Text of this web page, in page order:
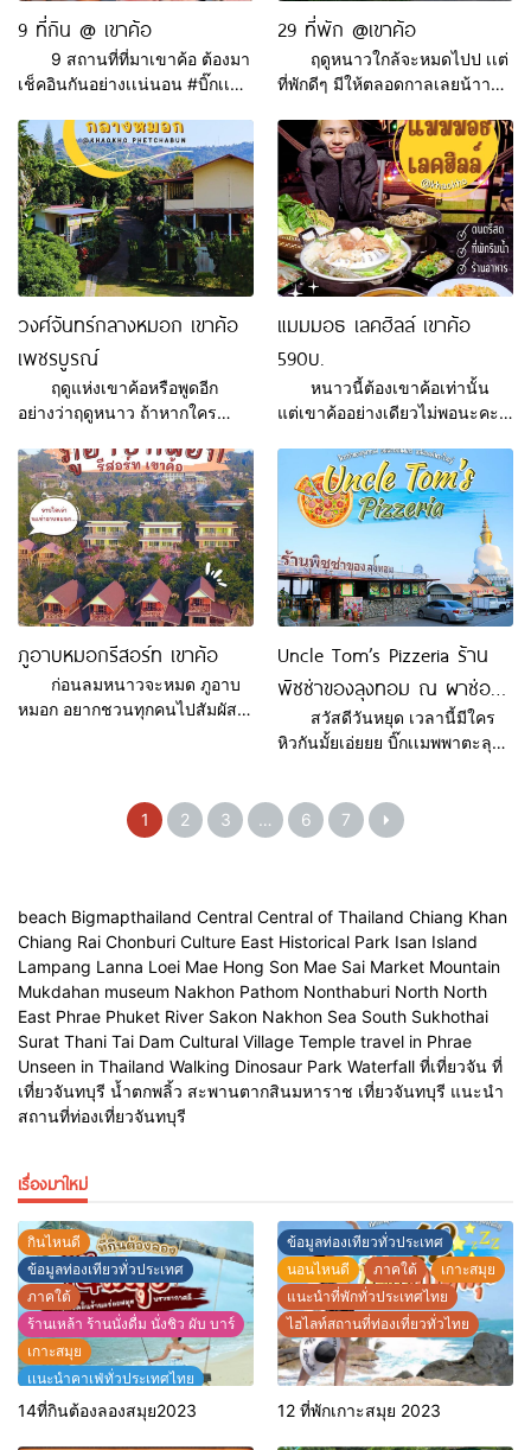
หลายเอาใจสาวๆสุดๆ ส่วนกลาง
คืนทางร้านก็ไม่พลาดจัดร้านนั่ง
เลือกเป็นทาน
ทะร้อนๆพร้อมจิบไวน์เบาๆให้ช่วง
ยามเย็น เเละพร้อมชมพระอาทิตย์
ที่กำลังจะตกดินอย่า
9 ที่กิน @ เขาค้อ
9 สถานที่ที่มาเขาค้อ ต้องมา
เช็คอินกันอย่างเเน่นอน #บิ๊กเเมพ
อาหารเด็ดๆ ที่ต้องบอกเลยว่าทุก
คนต้องไปลองด้วยตัวเองซักครั้ง
จริงๆ อร่อยถูกปากคนไทยอย่าง
เราๆแน่นอน จะเป็นอาหารของ
หวานหรือคาเฟ่สไตล์ไหนๆ เรา
รวบรวมมาให้ทุกท่านได้ตัดสินใจ
เลือกความฟินตามความชอบได้
ได้ที่ Youtube :
https://youtube.com/@bigmapthailandchannel
Line : https://lin.ee
29 ที่พัก @เขาค้อ
ฤดูหนาวใกล้จะหมดไปป เเต่
ที่พักดีๆ มีให้ตลอดกาลเลยน้าา
นั้น บิ๊กเเมพได้รวบรวม 29
โลเคชั่นที่พักดีๆ ราคากันเอง
บรรยากาศดีเลิศ บริการดีทุก
ระดับ มีสไตล์การตกเเต่งที่ไม่
เหมือนใคร เเละไม่มีใครเหมือนอ
ย่างเเน่นอนมาไว้ในที่โพสนี้เเล้ว
ค่าา เพื่อนๆคนไหนอยากมาเขา
ทราบราคาหรืออยากเห็น ข้อมูล
เพิ่มเติมบิ๊กเเมพได้รวมรวบไว้ที่นี่
เเล้ว เเต่ถ้าใคร
วงศ์จันทร์กลางหมอก เขาค้อ
เพชรบูรณ์
ฤดูแห่งเขาค้อหรือพูดอีก
อย่างว่าฤดูหนาว ถ้าหากใคร
หมอกสุดฟินต้องที่ วงศ์จันทร์
กลางหมอก ที่บอกได้เลยว่าราคา
หลักร้อยวิวหลักล้านบ้านพัก
ท่ามกลางไอหมอกแห่งขุนเขา
เพชรบูรณ์ ที่มีอากาศสดชื่น เงียบ
สงบ เหมาะแก่การพักผ่อนในช่วง
ฤดูหนาว ตื่นเช้ามาจะพบกับภูเขา
มา กระทบตัวเราบวกกับแสงแดด
ยามเช้าที่ชวนฟินไปตามๆกัน มี
บริการ ห้องพัก แอร์ ทีวี เครื่อง
แมมมอธ เลคฮิลล์ เขาค้อ
590บ.
หนาวนี้ต้องเขาค้อเท่านั้น
แต่เขาค้ออย่างเดียวไม่พอนะคะ
ค้อ เท่านั้นค่ะ เพราะบรรยากาศ
คือดี ลมหนาวลมหมอกมาเต็ม
แล้วต้องเป็นช่วงนี้เท่านั้นน้า า
รีบเก็บกระเป๋าเดินขึ้นเขาสวยๆ
กันเลยนะคะ ห้องพักมีหลากหลาย
ทั้งริมน้ำ ริมเขา แค่เปิดประตูออก
ไปก็เจอทะเลหมอกอยู่ตรงหน้า
ฟิลค่ะฟินมาก อาหารสั่งได้หลาก
หลาย ฟรี! น้ำแข็ง เตาปิ้งย่าง
และมีขนมปัง กาแฟ โอ
ภูอาบหมอกรีสอร์ท เขาค้อ
ก่อนลมหนาวจะหมด ภูอาบ
หมอก อยากชวนทุกคนไปสัมผัส
บริสุทธิ์ ตอนเย็นกินหมูกระทะกับ
นอนคู่ นอนหมู่หรือนอนเต๊นท์และ
มีอาหารเช้าให้กับทุกท่านที่เข้าพัก
มีเครื่องดื่ม ร้านอาหารหรืออยาก
จะทานหมูกระทะก็มีบริการนะคะ
หรือใครกำลังม
Uncle Tom’s Pizzeria ร้าน
พิซซ่าของลุงทอม ณ ผาซ่อน
สวัสดีวันหยุด เวลานี้มีใคร
หิวกันมั้ยเอ่ยยย บิ๊กเเมพพาตะลุย
ฟู้ดห้ามพลาด เด็ดขาด เพราะลุง
ทอมให้หน้าเยอะมากกกกกพิซซ่า
กก เลือกกินไม่ถูกกันเลยทีเดียว
ร้านนี้ตั้งอยู่ในเขาค้อ อยู่หลังองค์
พระพุทธรูป 5 พระองค์ ค่าาา
ร้านชื่อ พิซซ่าของลุงทอม วันนี้
วันหยุดถือโอกาสพาคนที่เร
1 2 3 … 6 7
beach Bigmapthailand Central Central of Thailand Chiang Khan
Chiang Rai Chonburi Culture East Historical Park Isan Island
Lampang Lanna Loei Mae Hong Son Mae Sai Market Mountain
Mukdahan museum Nakhon Pathom Nonthaburi North North
East Phrae Phuket River Sakon Nakhon Sea South Sukhothai
Surat Thani Tai Dam Cultural Village Temple travel in Phrae
Unseen in Thailand Walking Dinosaur Park Waterfall ที่เที่ยวจัน ที่
เที่ยวจันทบุรี น้ำตกพลิ้ว สะพานตากสินมหาราช เที่ยวจันทบุรี แนะนำ
สถานที่ท่องเที่ยวจันทบุรี
เรื่องมาใหม่
กินไหนดี
ข้อมูลท่องเทียวทั่วประเทศ
ภาคใต้
ร้านเหล้า ร้านนั่งดื่ม นั่งชิว ผับ บาร์
เกาะสมุย
เเนะนำคาเฟ่ทั่วประเทศไทย
แนะนำร้านอาหารทั่วประเทศ
14ที่กินต้องลองสมุย2023
ข้อมูลท่องเทียวทั่วประเทศ
นอนไหนดี
ภาคใต้
เกาะสมุย
แนะนำที่พักทั่วประเทศไทย
ไฮไลท์สถานที่ท่องเที่ยวทั่วไทย
12 ที่พักเกาะสมุย 2023